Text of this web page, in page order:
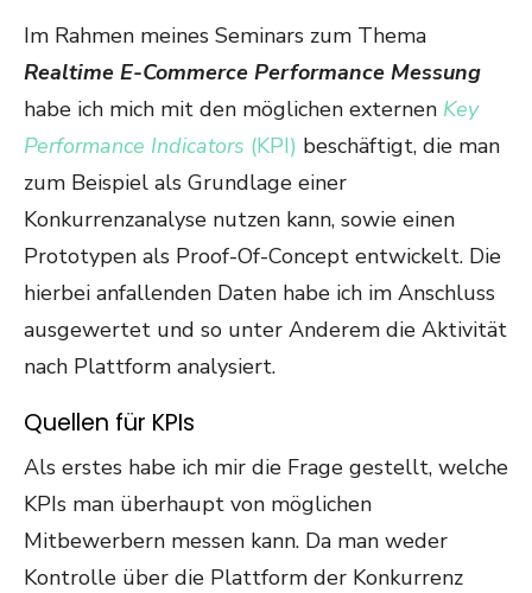
Im Rahmen meines Seminars zum Thema
Realtime E-Commerce Performance Messung
habe ich mich mit den möglichen externen Key
Performance Indicators (KPI) beschäftigt, die man
zum Beispiel als Grundlage einer
Konkurrenzanalyse nutzen kann, sowie einen
Prototypen als Proof-Of-Concept entwickelt. Die
hierbei anfallenden Daten habe ich im Anschluss
ausgewertet und so unter Anderem die Aktivität
nach Plattform analysiert.
Quellen für KPIs
Als erstes habe ich mir die Frage gestellt, welche
KPIs man überhaupt von möglichen
Mitbewerbern messen kann. Da man weder
Kontrolle über die Plattform der Konkurrenz